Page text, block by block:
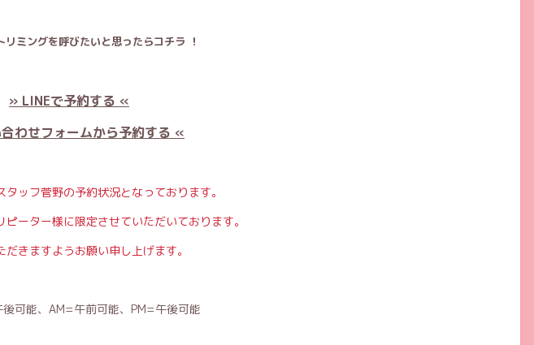
リミングを呼びたいと思ったらコチラ ！
» LINEで予約する «
わせフォームから予約する «
タッフ菅野の予約状況となっております。
ピーター様に限定させていただいております。
だきますようお願い申し上げます。
可能、AM=午前可能、PM=午後可能